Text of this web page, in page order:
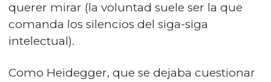
querer mirar (la voluntad suele ser la que
comanda los silencios del siga-siga
intelectual).
Como Heidegger, que se dejaba cuestionar